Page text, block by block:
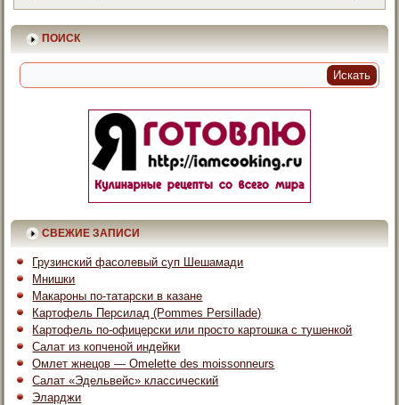
ПОИСК
СВЕЖИЕ ЗАПИСИ
Грузинский фасолевый суп Шешамади
Мнишки
Макароны по-татарски в казане
Картофель Персилад (Pommes Persillade)
Картофель по-офицерски или просто картошка с тушенкой
Салат из копченой индейки
Омлет жнецов — Omelette des moissonneurs
Салат «Эдельвейс» классический
Эларджи